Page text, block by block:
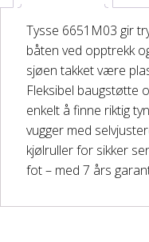
Maskinhenger
HAGE/SKOG
Honda Power
Stihl -Skog og Hage
Tysse 6651M03 gir
båten ved opptrekk
sjøen takket være
Fleksibel baugstøtte
enkelt å finne riktig
vugger med
kjølruller for sikker
fot – med 7 års